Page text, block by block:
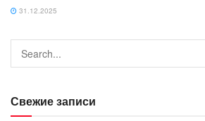
31.12.2025
Свежие записи